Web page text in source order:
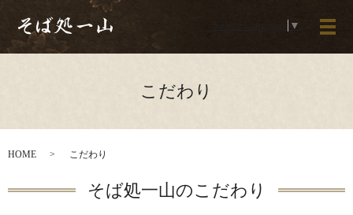
メ
▼
こだわり
HOME こだわり
そば処一山のこだわり